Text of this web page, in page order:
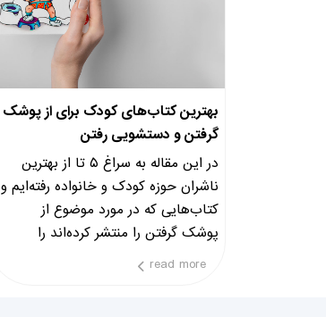
بهترین کتاب‌های کودک برای از پوشک
گرفتن و دستشویی رفتن
در این مقاله به سراغ ۵ تا از بهترین
ناشران حوزه کودک و خانواده رفته‌ایم و
کتاب‌هایی که در مورد موضوع از
پوشک گرفتن را منتشر کرده‌اند را
بررسی کرده‌ایم.
read more